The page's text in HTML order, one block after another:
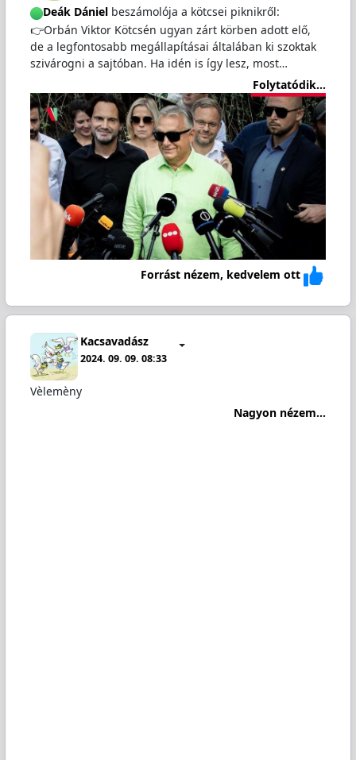
Deák Dánielbeszámolója a kötcsei piknikről:
👉Orbán Viktor Kötcsén ugyan zárt körben adott elő,
de a legfontosabb megállapításai általában ki szoktak
szivárogni a sajtóban. Ha idén is így lesz, most…
Folytatódik...
Forrást nézem, kedvelem ott
Kacsavadász
2024. 09. 09. 08:33
Vèlemèny
Nagyon nézem...